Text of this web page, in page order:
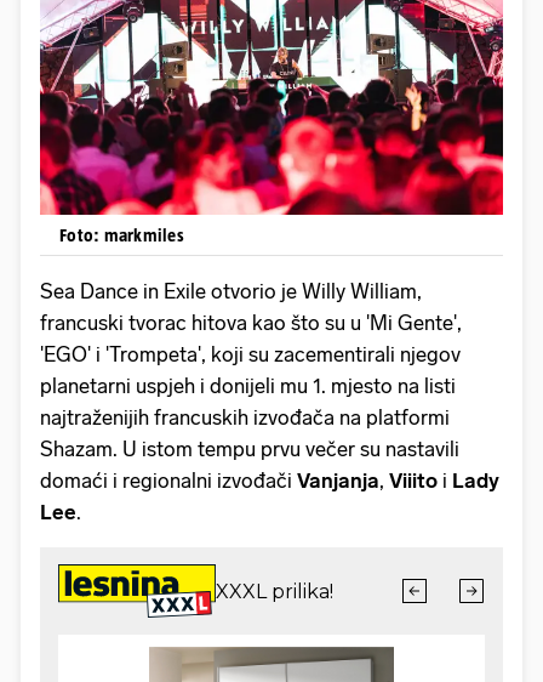
Foto: markmiles
Sea Dance in Exile otvorio je Willy William,
francuski tvorac hitova kao što su u 'Mi Gente',
'EGO' i 'Trompeta', koji su zacementirali njegov
planetarni uspjeh i donijeli mu 1. mjesto na listi
najtraženijih francuskih izvođača na platformi
Shazam. U istom tempu prvu večer su nastavili
domaći i regionalni izvođači Vanjanja, Viiito i Lady
Lee.